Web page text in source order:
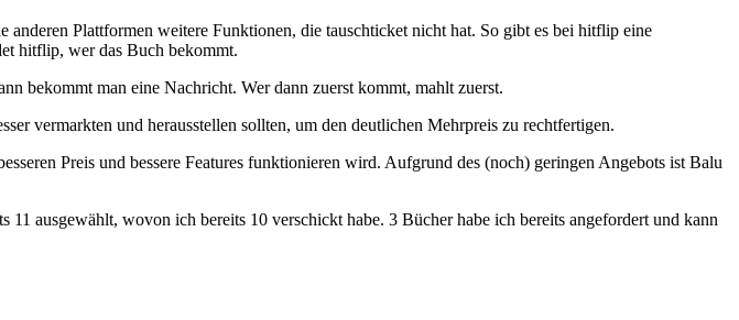
anderen Plattformen weitere Funktionen, die tauschticket nicht hat. So gibt es bei hitflip eine
hitflip, wer das Buch bekommt.
bekommt man eine Nachricht. Wer dann zuerst kommt, mahlt zuerst.
vermarkten und herausstellen sollten, um den deutlichen Mehrpreis zu rechtfertigen.
Preis und bessere Features funktionieren wird. Aufgrund des (noch) geringen Angebots ist Balu
ausgewählt, wovon ich bereits 10 verschickt habe. 3 Bücher habe ich bereits angefordert und kann